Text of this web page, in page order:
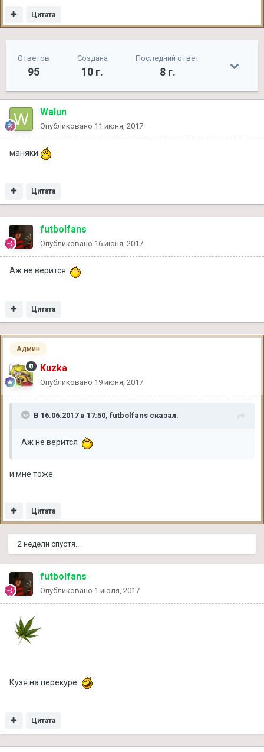
Цитата
Ответов
95
Создана
10 г.
Последний ответ
8 г.
Walun
Опубликовано 11 июня, 2017
маняки
Цитата
futbolfans
Опубликовано 16 июня, 2017
Аж не верится
Цитата
Админ
Kuzka
Опубликовано 19 июня, 2017
В 16.06.2017 в 17:50, futbolfans сказал:
Аж не верится
и мне тоже
Цитата
2 недели спустя...
futbolfans
Опубликовано 1 июля, 2017
Кузя на перекуре
Цитата